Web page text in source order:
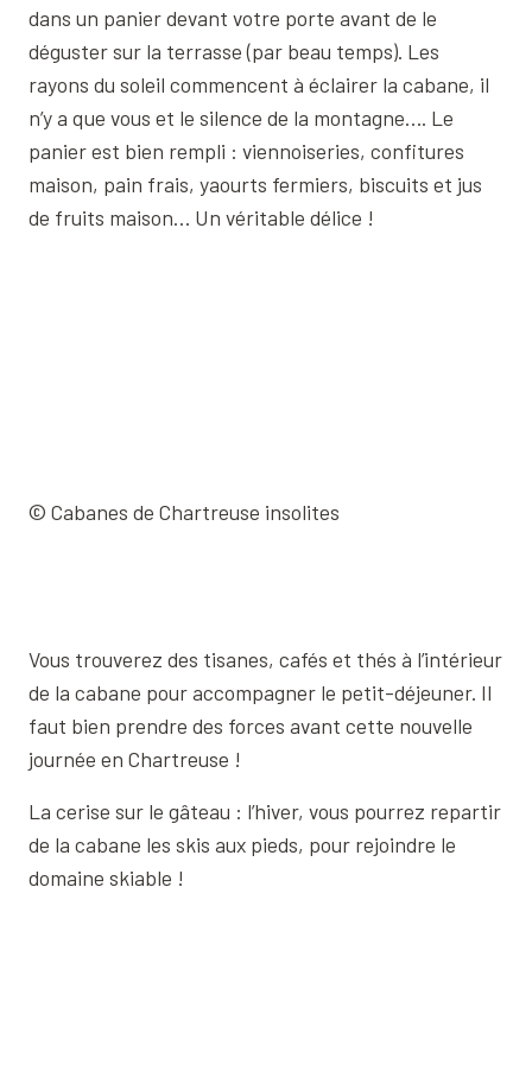
dans un panier devant votre porte avant de le
déguster sur la terrasse (par beau temps). Les
rayons du soleil commencent à éclairer la cabane, il
n’y a que vous et le silence de la montagne…. Le
panier est bien rempli : viennoiseries, confitures
maison, pain frais, yaourts fermiers, biscuits et jus
de fruits maison… Un véritable délice !
© Cabanes de Chartreuse insolites
Vous trouverez des tisanes, cafés et thés à l’intérieur
de la cabane pour accompagner le petit-déjeuner. Il
faut bien prendre des forces avant cette nouvelle
journée en Chartreuse !
La cerise sur le gâteau : l’hiver, vous pourrez repartir
de la cabane les skis aux pieds, pour rejoindre le
domaine skiable !